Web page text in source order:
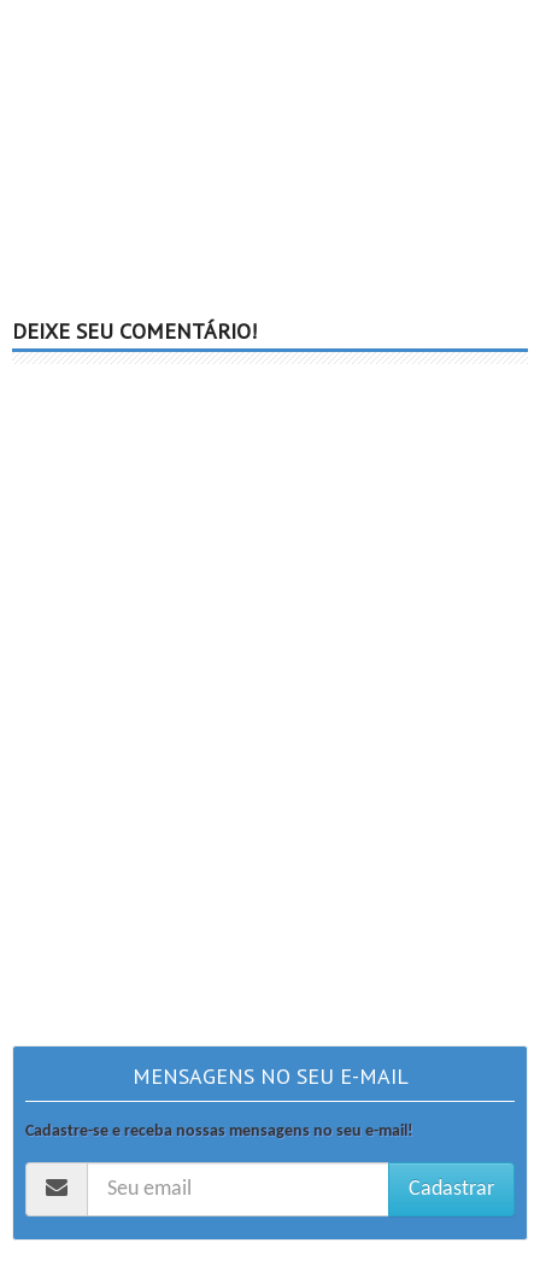
DEIXE SEU COMENTÁRIO!
MENSAGENS NO SEU E-MAIL
Cadastre-se e receba nossas mensagens no seu e-mail!
Cadastrar